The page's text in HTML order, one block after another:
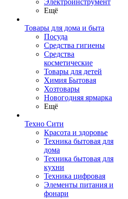
Электроинструмент
Ещё
Товары для дома и быта
Посуда
Средства гигиены
Средства
косметические
Товары для детей
Химия Бытовая
Хозтовары
Новогодняя ярмарка
Ещё
Техно Сити
Красота и здоровье
Техника бытовая для
дома
Техника бытовая для
кухни
Техника цифровая
Элементы питания и
фонари